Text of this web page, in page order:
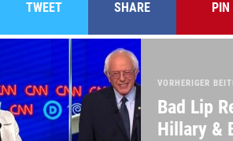
TWEET SHARE PIN
VORHERIGER
Bad Lip
Hillary &